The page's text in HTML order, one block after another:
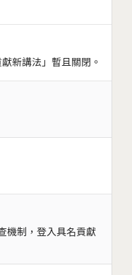
新講法」暫且關閉。
機制，登入具名貢獻